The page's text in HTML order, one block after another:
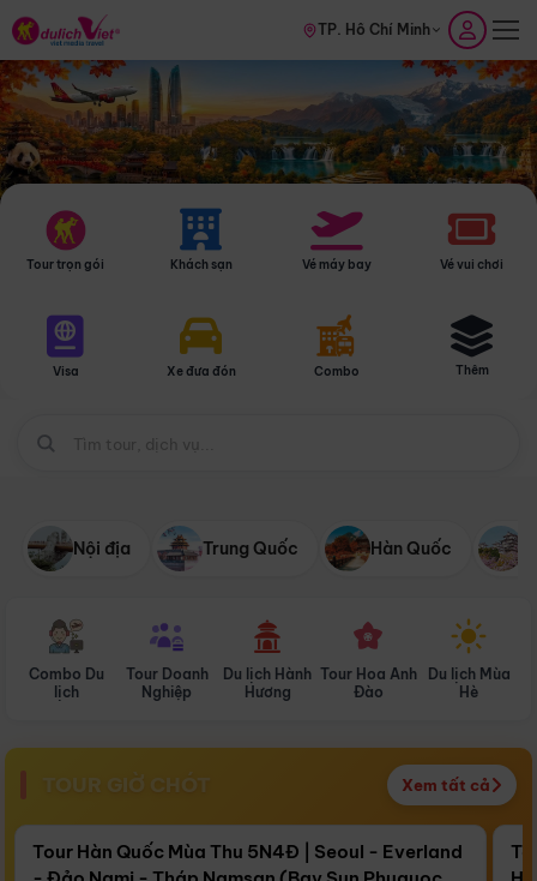
TP. Hồ Chí Minh
Tour trọn gói Khách sạn Vé máy bay Vé vui chơi
Visa Xe đưa đón Combo Thêm
Nội địa Trung Quốc Hàn Quốc
Combo Du
lịch
Tour Doanh
Nghiệp
Du lịch Hành
Hương
Tour Hoa Anh
Đào
Du lịch Mùa
Hè
TOUR GIỜ CHÓT Xem tất cả
Còn16 ngày 15:16:30
Điểm nổi bật
Tour Hàn Quốc Mùa Thu 5N4Đ | Seoul - Everland